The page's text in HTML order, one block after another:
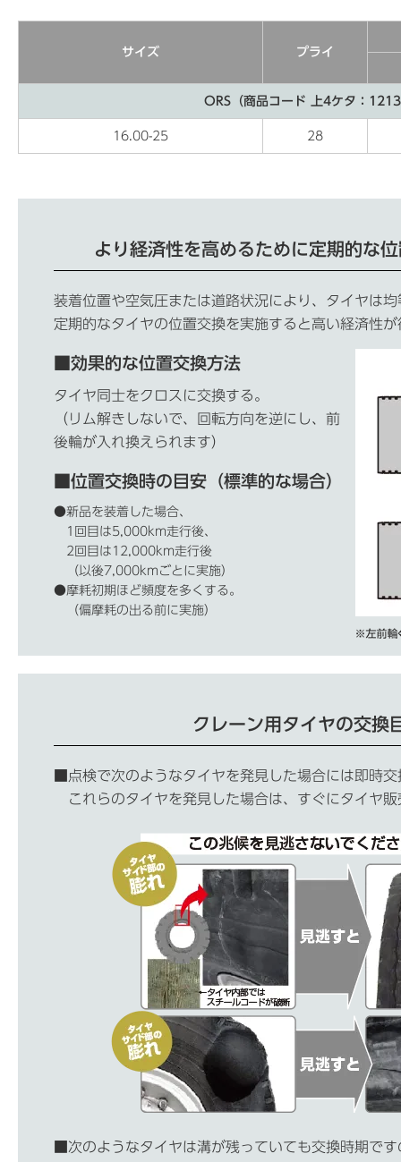
サイズ プライ
ORS（商品コード 上4ケタ：
16.00-25 28
より経済性を高めるために定期的な
装着位置や空気圧または道路状況により、タイヤは
定期的なタイヤの位置交換を実施すると高い経済性
効果的な位置交換方法
タイヤ同士をクロスに交換する。
（リム解きしないで、回転方向を逆にし、前
後輪が入れ換えられます）
位置交換時の目安（標準的な場合）
●新品を装着した場合、
1回目は5,000km走行後、
2回目は12,000km走行後
（以後7,000kmごとに実施）
●摩耗初期ほど頻度を多くする。
（偏摩耗の出る前に実施）
クレーン用タイヤの交換
点検で次のようなタイヤを発見した場合には即時
これらのタイヤを発見した場合は、すぐにタイヤ
次のようなタイヤは溝が残っていても交換時期で